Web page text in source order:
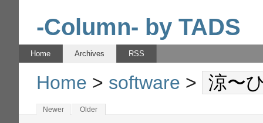
-Column- by TADS
Home Archives RSS
Home > software > 涼〜
Newer Older